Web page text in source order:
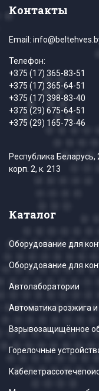
Контакты
Email:
Телефон:
+375 (17) 365-83-51
+375 (17) 365-64-51
+375 (17) 398-83-40
+375 (29) 675-64-51
+375 (29) 165-73-46
Республика Беларусь,
корп. 2, к. 213
Каталог
Оборудование для
Оборудование для
Автолаборатории
Автоматика розжига
Взрывозащищённое
Горелочные